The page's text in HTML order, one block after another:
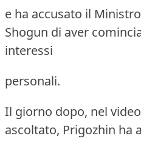
e ha accusato il
Shogun di aver
interessi
personali.
Il giorno dopo, nel
ascoltato, Prigozhin ha